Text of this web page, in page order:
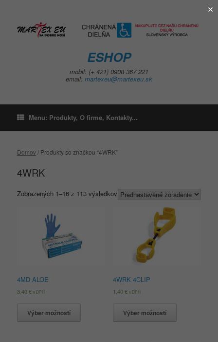
ESHOP
mobil: (+ 421) 0908 367 221
email: martexeu@martexeu.sk
Menu: Produkty, O firme, Kontakty...
Domov/ Produkty so značkou “4WRK”
4WRK
Zobrazených 1–16 z 113 výsledkov
4MD ALOE
3,40€ s DPH
Výber možností
4WRK 4CLIP
1,40€ s DPH
Výber možností
×